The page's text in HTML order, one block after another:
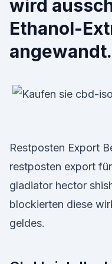
wird
Ethanol-
angewandt.
Restposten Export
restposten export
gladiator hector
blockierten diese
geldes.